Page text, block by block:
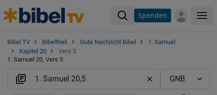
Spenden
Bibel TV Bibelthek Gute Nachricht Bibel
1. Samuel
Kapitel 20
Vers 5
1. Samuel 20, Vers 5